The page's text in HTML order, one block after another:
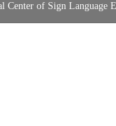
Center of Sign